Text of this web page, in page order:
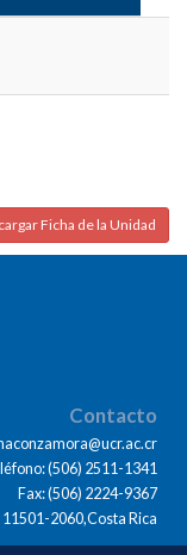
Ficha de la Unidad
Contacto
(506) 2511-1341
Fax: (506) 2224-9367
2060,Costa Rica